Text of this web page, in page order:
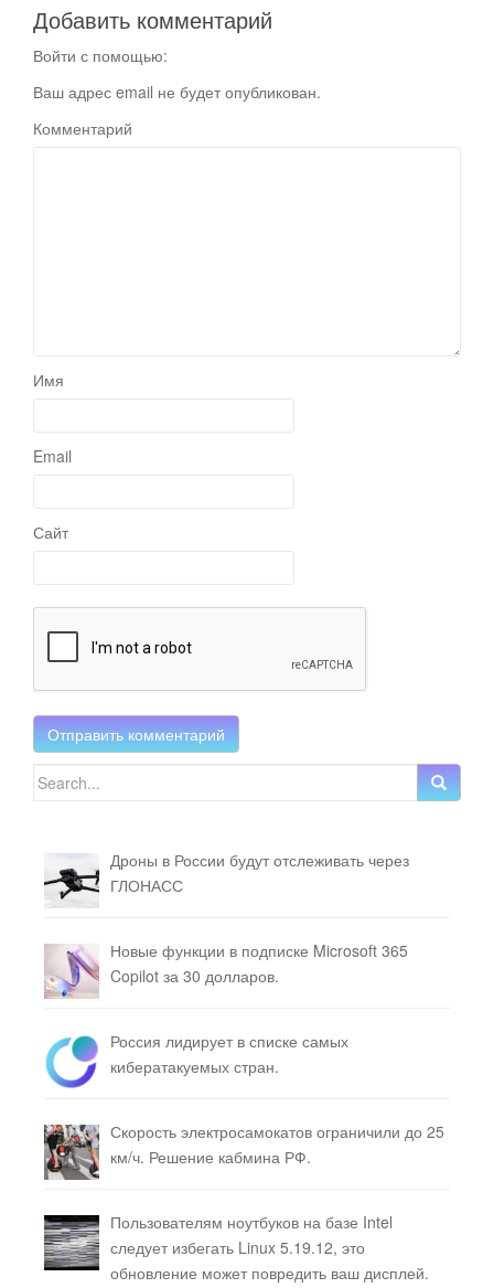
Добавить комментарий
Войти с помощью:
Ваш адрес email не будет опубликован.
Комментарий
Имя
Email
Сайт
Search for:
Дроны в России будут отслеживать через
ГЛОНАСС
Новые функции в подписке Microsoft 365
Copilot за 30 долларов.
Россия лидирует в списке самых
кибератакуемых стран.
Скорость электросамокатов ограничили до 25
км/ч. Решение кабмина РФ.
Пользователям ноутбуков на базе Intel
следует избегать Linux 5.19.12, это
обновление может повредить ваш дисплей.